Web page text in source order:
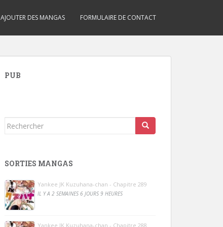
AJOUTER DES MANGAS FORMULAIRE DE CONTACT
PUB
Rechercher...
SORTIES MANGAS
Yankee JK Kuzuhana-chan - Chapitre 289
IL Y A 2 SEMAINES 6 JOURS 9 HEURES
Yankee JK Kuzuhana-chan - Chapitre 288